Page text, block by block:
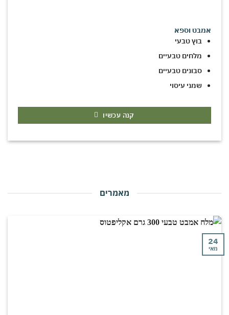
אמבט וספא
בוץ טבעי
מלחים טבעיים
סבונים טבעיים
שמני עיסוי
קנה עכשיו
מאמרים